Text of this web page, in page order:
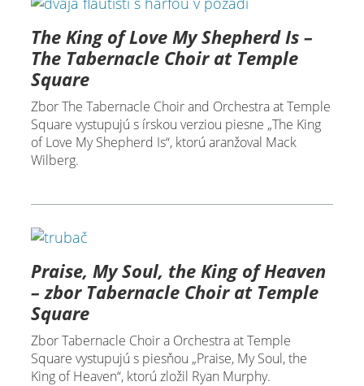
The King of Love My Shepherd Is –
The Tabernacle Choir at Temple
Square
Zbor The Tabernacle Choir and Orchestra at Temple
Square vystupujú s írskou verziou piesne „The King
of Love My Shepherd Is“, ktorú aranžoval Mack
Wilberg.
Praise, My Soul, the King of Heaven
– zbor Tabernacle Choir at Temple
Square
Zbor Tabernacle Choir a Orchestra at Temple
Square vystupujú s piesňou „Praise, My Soul, the
King of Heaven“, ktorú zložil Ryan Murphy.